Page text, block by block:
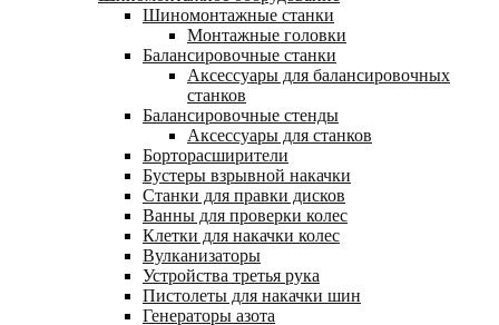
Шиномонтажные станки
Монтажные головки
Балансировочные станки
Аксессуары для балансировочных
станков
Балансировочные стенды
Аксессуары для станков
Борторасширители
Бустеры взрывной накачки
Станки для правки дисков
Ванны для проверки колес
Клетки для накачки колес
Вулканизаторы
Устройства третья рука
Пистолеты для накачки шин
Генераторы азота